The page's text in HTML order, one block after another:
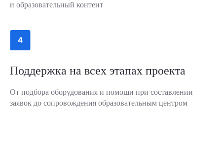
и образовательный контент
Поддержка на всех этапах проекта
От подбора оборудования и помощи при составлении
заявок до сопровождения образовательным центром